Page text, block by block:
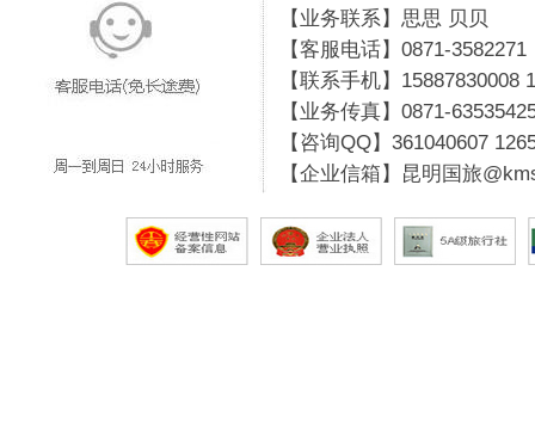
【业务联系】思思 贝贝
【客服电话】0871-3582271
【联系手机】15887830008
【业务传真】0871-
【咨询QQ】 361040607
【企业信箱】昆明国旅